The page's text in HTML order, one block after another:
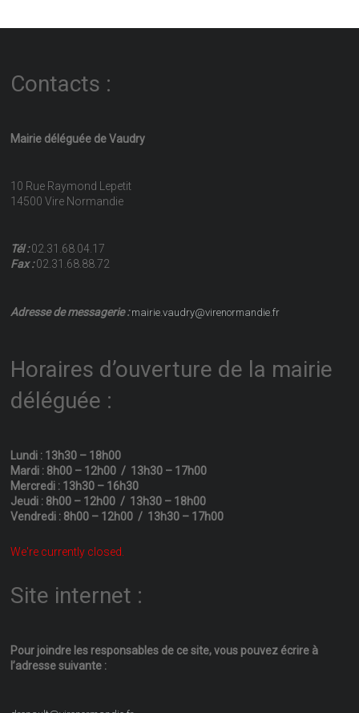
Contacts :
Mairie déléguée de Vaudry
10 Rue Raymond Lepetit
14500 Vire Normandie
Tél :02.31.68.04.17
Fax :02.31.68.88.72
Adresse de messagerie :mairie.vaudry@virenormandie.fr
Horaires d’ouverture de la mairie
déléguée :
Lundi : 13h30 – 18h00
Mardi : 8h00 – 12h00 / 13h30 – 17h00
Mercredi : 13h30 – 16h30
Jeudi : 8h00 – 12h00 / 13h30 – 18h00
Vendredi : 8h00 – 12h00 / 13h30 – 17h00
We're currently closed.
Site internet :
Pour joindre les responsables de ce site, vous pouvez écrire à
l’adresse suivante :